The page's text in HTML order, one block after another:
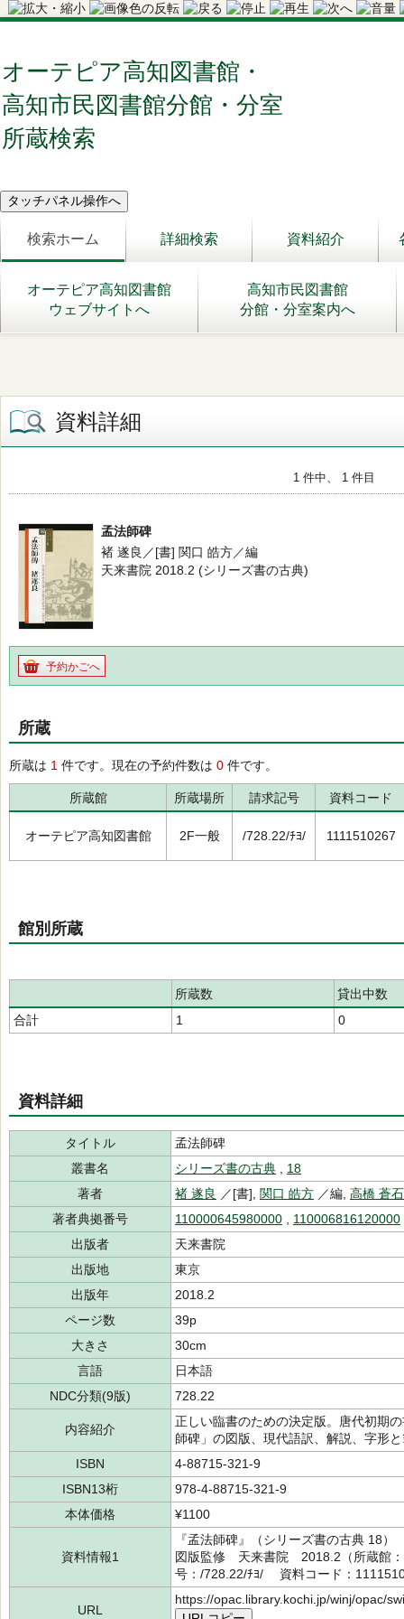
オーテピア高知図書館・
高知市民図書館分館・分室
所蔵検索
検索ホーム 詳細検索 資料紹介
オーテピア高知図書館
ウェブサイトへ
高知市民図書館
分館・分室案内へ
資料詳細
1 件中、 1 件目
孟法師碑
褚 遂良／[書] 関口 皓方／編
天来書院 2018.2 (シリーズ書の古典)
予約かごへ
所蔵
所蔵は 1 件です。現在の予約件数は 0 件です。
所蔵館 所蔵場所 請求記号 資料コード
オーテピア高知図書館 2F一般 /728.22/ﾁﾖ/ 1111510267
館別所蔵
所蔵数
貸出中数
合計
1 0
資料詳細
タイトル
孟法師碑
叢書名
シリーズ書の古典
18
著者
褚 遂良 ／[書], 関口 皓方 ／編, 高橋 蒼石
著者典拠番号
110000645980000 110006816120000
出版者
天来書院
出版地
東京
出版年
2018.2
ページ数
39p
大きさ
30cm
言語
日本語
NDC分類(9版)
728.22
内容紹介
正しい臨書のための決定版。唐代初期
師碑」の図版、現代語訳、解説、字形
ISBN
4-88715-321-9
ISBN13桁
978-4-88715-321-9
本体価格
¥1100
資料情報1
『孟法師碑』（シリーズ書の古典 18
図版監修 天来書院 2018.2（所蔵館
号：/728.22/ﾁﾖ/ 資料コード：
URL
https://opac.library.kochi.jp/winj/opac/